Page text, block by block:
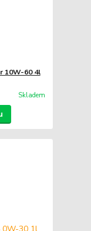
10W-60 4l
Skladem